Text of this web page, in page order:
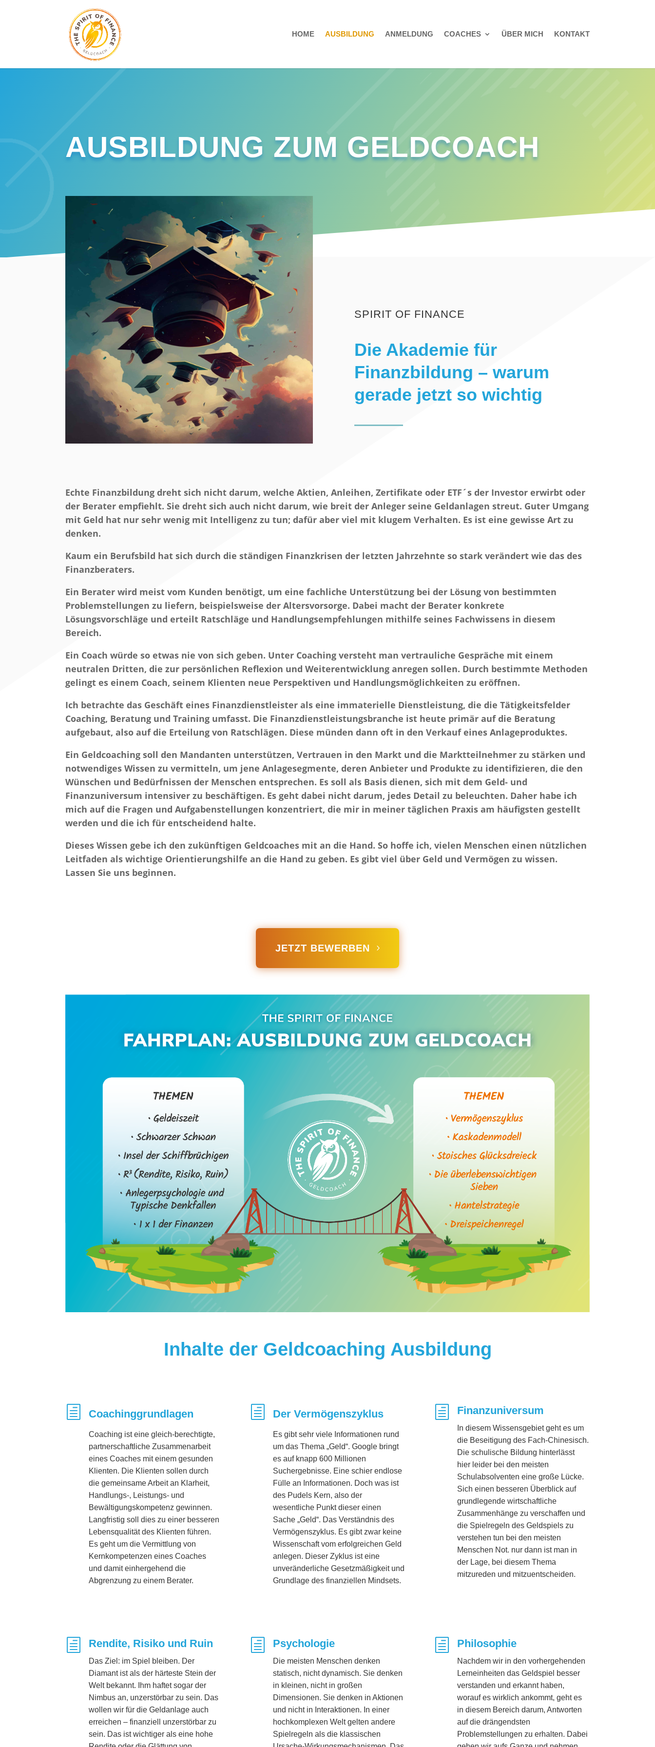
HOME AUSBILDUNG ANMELDUNG COACHES ÜBER MICH KONTAKT
AUSBILDUNG ZUM GELDCOACH
SPIRIT OF FINANCE
Die Akademie für
Finanzbildung – warum
gerade jetzt so wichtig
Echte Finanzbildung dreht sich nicht darum, welche Aktien, Anleihen, Zertifikate oder ETF´s der Investor erwirbt oder
der Berater empfiehlt. Sie dreht sich auch nicht darum, wie breit der Anleger seine Geldanlagen streut. Guter Umgang
mit Geld hat nur sehr wenig mit Intelligenz zu tun; dafür aber viel mit klugem Verhalten. Es ist eine gewisse Art zu
denken.
Kaum ein Berufsbild hat sich durch die ständigen Finanzkrisen der letzten Jahrzehnte so stark verändert wie das des
Finanzberaters.
Ein Berater wird meist vom Kunden benötigt, um eine fachliche Unterstützung bei der Lösung von bestimmten
Problemstellungen zu liefern, beispielsweise der Altersvorsorge. Dabei macht der Berater konkrete
Lösungsvorschläge und erteilt Ratschläge und Handlungsempfehlungen mithilfe seines Fachwissens in diesem
Bereich.
Ein Coach würde so etwas nie von sich geben. Unter Coaching versteht man vertrauliche Gespräche mit einem
neutralen Dritten, die zur persönlichen Reflexion und Weiterentwicklung anregen sollen. Durch bestimmte Methoden
gelingt es einem Coach, seinem Klienten neue Perspektiven und Handlungsmöglichkeiten zu eröffnen.
Ich betrachte das Geschäft eines Finanzdienstleister als eine immaterielle Dienstleistung, die die Tätigkeitsfelder
Coaching, Beratung und Training umfasst. Die Finanzdienstleistungsbranche ist heute primär auf die Beratung
aufgebaut, also auf die Erteilung von Ratschlägen. Diese münden dann oft in den Verkauf eines Anlageproduktes.
Ein Geldcoaching soll den Mandanten unterstützen, Vertrauen in den Markt und die Marktteilnehmer zu stärken und
notwendiges Wissen zu vermitteln, um jene Anlagesegmente, deren Anbieter und Produkte zu identifizieren, die den
Wünschen und Bedürfnissen der Menschen entsprechen. Es soll als Basis dienen, sich mit dem Geld- und
Finanzuniversum intensiver zu beschäftigen. Es geht dabei nicht darum, jedes Detail zu beleuchten. Daher habe ich
mich auf die Fragen und Aufgabenstellungen konzentriert, die mir in meiner täglichen Praxis am häufigsten gestellt
werden und die ich für entscheidend halte.
Dieses Wissen gebe ich den zukünftigen Geldcoaches mit an die Hand. So hoffe ich, vielen Menschen einen nützlichen
Leitfaden als wichtige Orientierungshilfe an die Hand zu geben. Es gibt viel über Geld und Vermögen zu wissen.
Lassen Sie uns beginnen.
JETZT BEWERBEN
Inhalte der Geldcoaching Ausbildung
h Coachinggrundlagen
Coaching ist eine gleich-berechtigte,
partnerschaftliche Zusammenarbeit
eines Coaches mit einem gesunden
Klienten. Die Klienten sollen durch
die gemeinsame Arbeit an Klarheit,
Handlungs-, Leistungs- und
Bewältigungskompetenz gewinnen.
Langfristig soll dies zu einer besseren
Lebensqualität des Klienten führen.
Es geht um die Vermittlung von
Kernkompetenzen eines Coaches
und damit einhergehend die
Abgrenzung zu einem Berater.
h Der Vermögenszyklus
Es gibt sehr viele Informationen rund
um das Thema „Geld“. Google bringt
es auf knapp 600 Millionen
Suchergebnisse. Eine schier endlose
Fülle an Informationen. Doch was ist
des Pudels Kern, also der
wesentliche Punkt dieser einen
Sache „Geld“. Das Verständnis des
Vermögenszyklus. Es gibt zwar keine
Wissenschaft vom erfolgreichen Geld
anlegen. Dieser Zyklus ist eine
unveränderliche Gesetzmäßigkeit und
Grundlage des finanziellen Mindsets.
h Finanzuniversum
In diesem Wissensgebiet geht es um
die Beseitigung des Fach-Chinesisch.
Die schulische Bildung hinterlässt
hier leider bei den meisten
Schulabsolventen eine große Lücke.
Sich einen besseren Überblick auf
grundlegende wirtschaftliche
Zusammenhänge zu verschaffen und
die Spielregeln des Geldspiels zu
verstehen tun bei den meisten
Menschen Not. nur dann ist man in
der Lage, bei diesem Thema
mitzureden und mitzuentscheiden.
h Rendite, Risiko und Ruin
Das Ziel: im Spiel bleiben. Der
Diamant ist als der härteste Stein der
Welt bekannt. Ihm haftet sogar der
Nimbus an, unzerstörbar zu sein. Das
wollen wir für die Geldanlage auch
erreichen – finanziell unzerstörbar zu
sein. Das ist wichtiger als eine hohe
h Psychologie
Die meisten Menschen denken
statisch, nicht dynamisch. Sie denken
in kleinen, nicht in großen
Dimensionen. Sie denken in Aktionen
und nicht in Interaktionen. In einer
hochkomplexen Welt gelten andere
Spielregeln als die klassischen
h Philosophie
Nachdem wir in den vorhergehenden
Lerneinheiten das Geldspiel besser
verstanden und erkannt haben,
worauf es wirklich ankommt, geht es
in diesem Bereich darum, Antworten
auf die drängendsten
Problemstellungen zu erhalten. Dabei